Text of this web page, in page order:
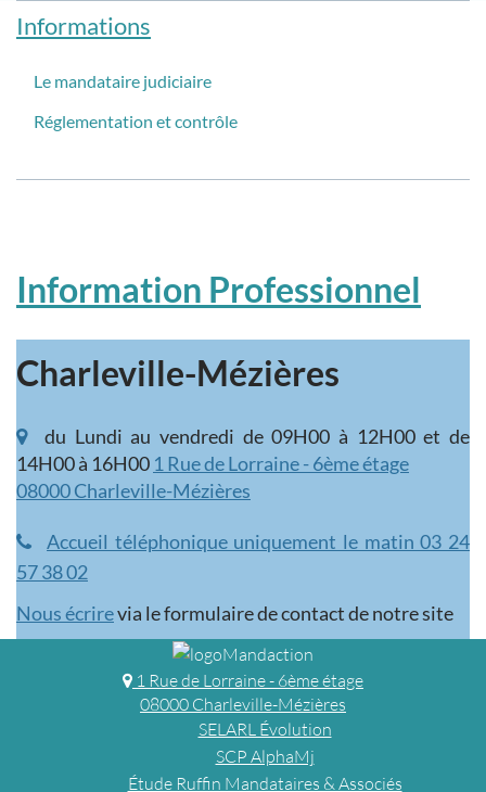
Informations
Le mandataire judiciaire
Réglementation et contrôle
Information Professionnel
Charleville-Mézières
du Lundi au vendredi de 09H00 à 12H00 et de
14H00 à 16H00 1 Rue de Lorraine - 6ème étage
08000 Charleville-Mézières
Accueil téléphonique uniquement le matin 03 24
57 38 02
Nous écrirevia le formulaire de contact de notre site
1 Rue de Lorraine - 6ème étage
08000 Charleville-Mézières
SELARL Évolution
SCP AlphaMj
Étude Ruffin Mandataires & Associés